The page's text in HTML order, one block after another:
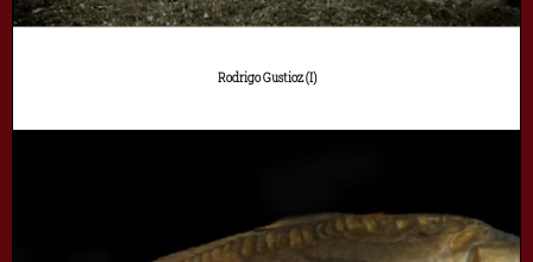
Rodrigo Gustioz (I)